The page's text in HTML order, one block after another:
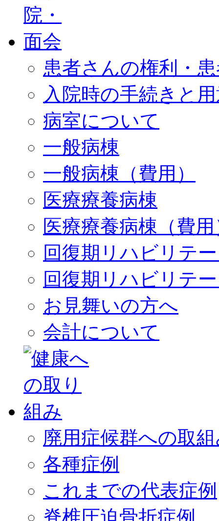
患者さんの権利・
入院時の手続きと
病室について
一般病棟
一般病棟（費用）
医療療養病棟
医療療養病棟（費
回復期リハビリテ
回復期リハビリテ
お見舞いの方へ
会計について
廃用症候群への取
各種症例
これまでの代表症例
脊椎圧迫骨折症例